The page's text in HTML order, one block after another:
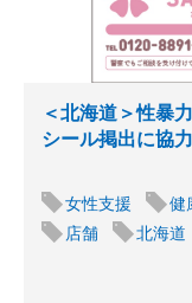
＜北海道＞性暴
シール掲出に協力
女性支援 健
店舗
北海道